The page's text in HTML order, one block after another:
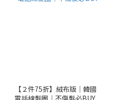
【２件75折】絨布版│韓國
電話線髮圈│不傷髮必BUY